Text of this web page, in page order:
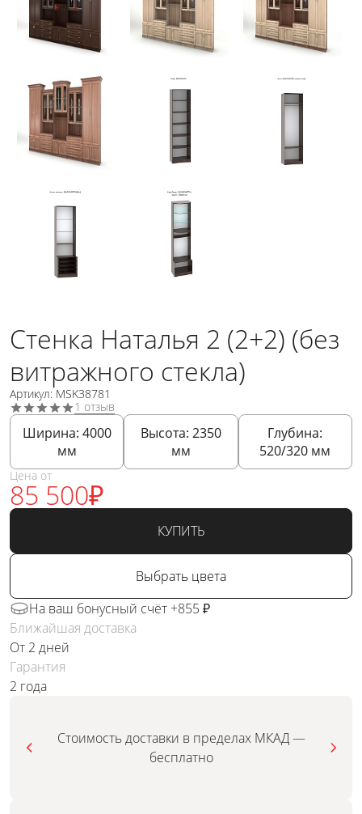
Стенка Наталья 2 (2+2) (без
витражного стекла)
Артикул: MSK38781
1 отзыв
Ширина: 4000
мм
Высота: 2350
мм
Глубина:
520/320 мм
Цена от
85 500₽
КУПИТЬ
Выбрать цвета
На ваш бонусный счёт +855 ₽
Ближайшая доставка
От 2 дней
Гарантия
2 года
Стоимость доставки в пределах МКАД —
бесплатно